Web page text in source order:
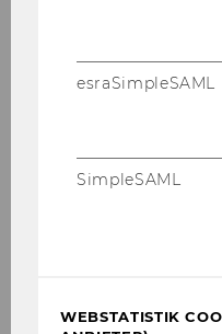
esraSimpleSAML
SimpleSAML
WEBSTATISTIK